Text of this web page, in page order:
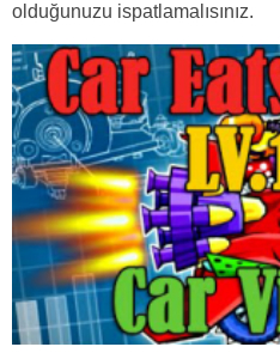
olduğunuzu ispatlamalısınız.